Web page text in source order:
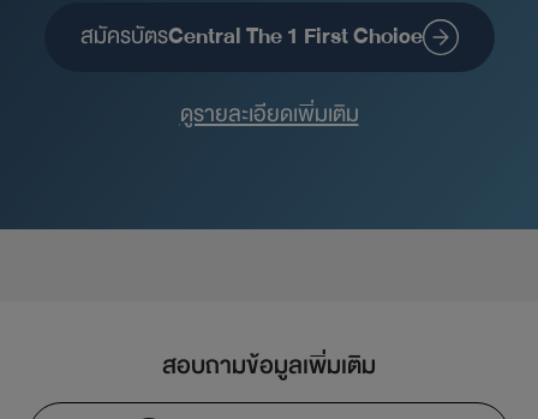
สมัครบัตรCentral The 1 First Choice
ดูรายละเอียดเพิ่มเติม
สอบถามข้อมูลเพิ่มเติม